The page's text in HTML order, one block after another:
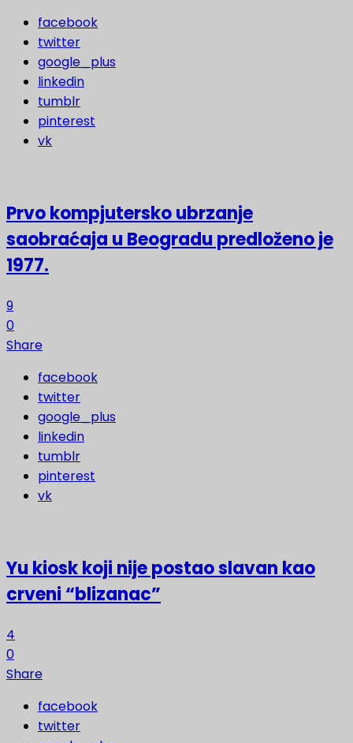
facebook
twitter
google_plus
linkedin
tumblr
pinterest
vk
Prvo kompjutersko ubrzanje
saobraćaja u Beogradu predloženo je
1977.
9
0
Share
facebook
twitter
google_plus
linkedin
tumblr
pinterest
vk
Yu kiosk koji nije postao slavan kao
crveni “blizanac”
4
0
Share
facebook
twitter